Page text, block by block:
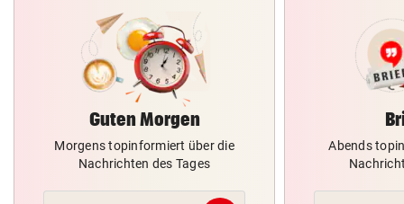
Guten Morgen
Morgens topinformiert über die
Nachrichten des Tages
Abends